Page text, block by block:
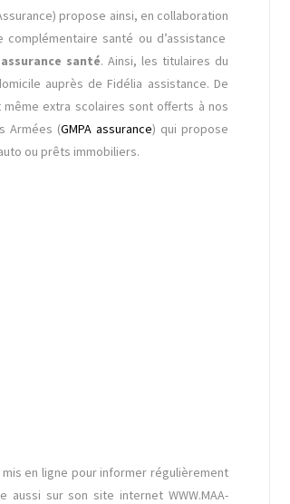
propose ainsi, en collaboration
santé ou d’assistance
assurance santé. Ainsi, les titulaires du
auprès de Fidélia assistance. De
extra scolaires sont offerts à nos
Armées (GMPA assurance) qui propose
ou prêts immobiliers.
en ligne pour informer régulièrement
sur son site internet WWW.MAA-